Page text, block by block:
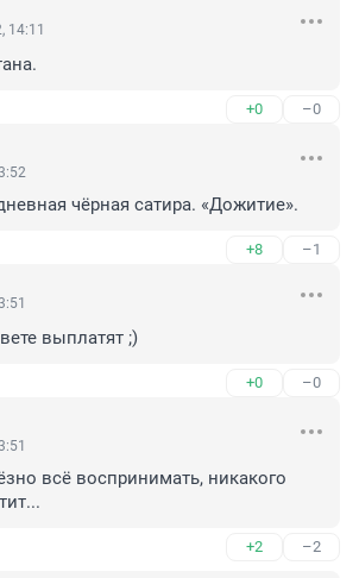
14:11
+0 –0
чёрная сатира. «Дожитие».
+8 –1
выплатят ;)
+0 –0
всё воспринимать, никакого
+2 –2